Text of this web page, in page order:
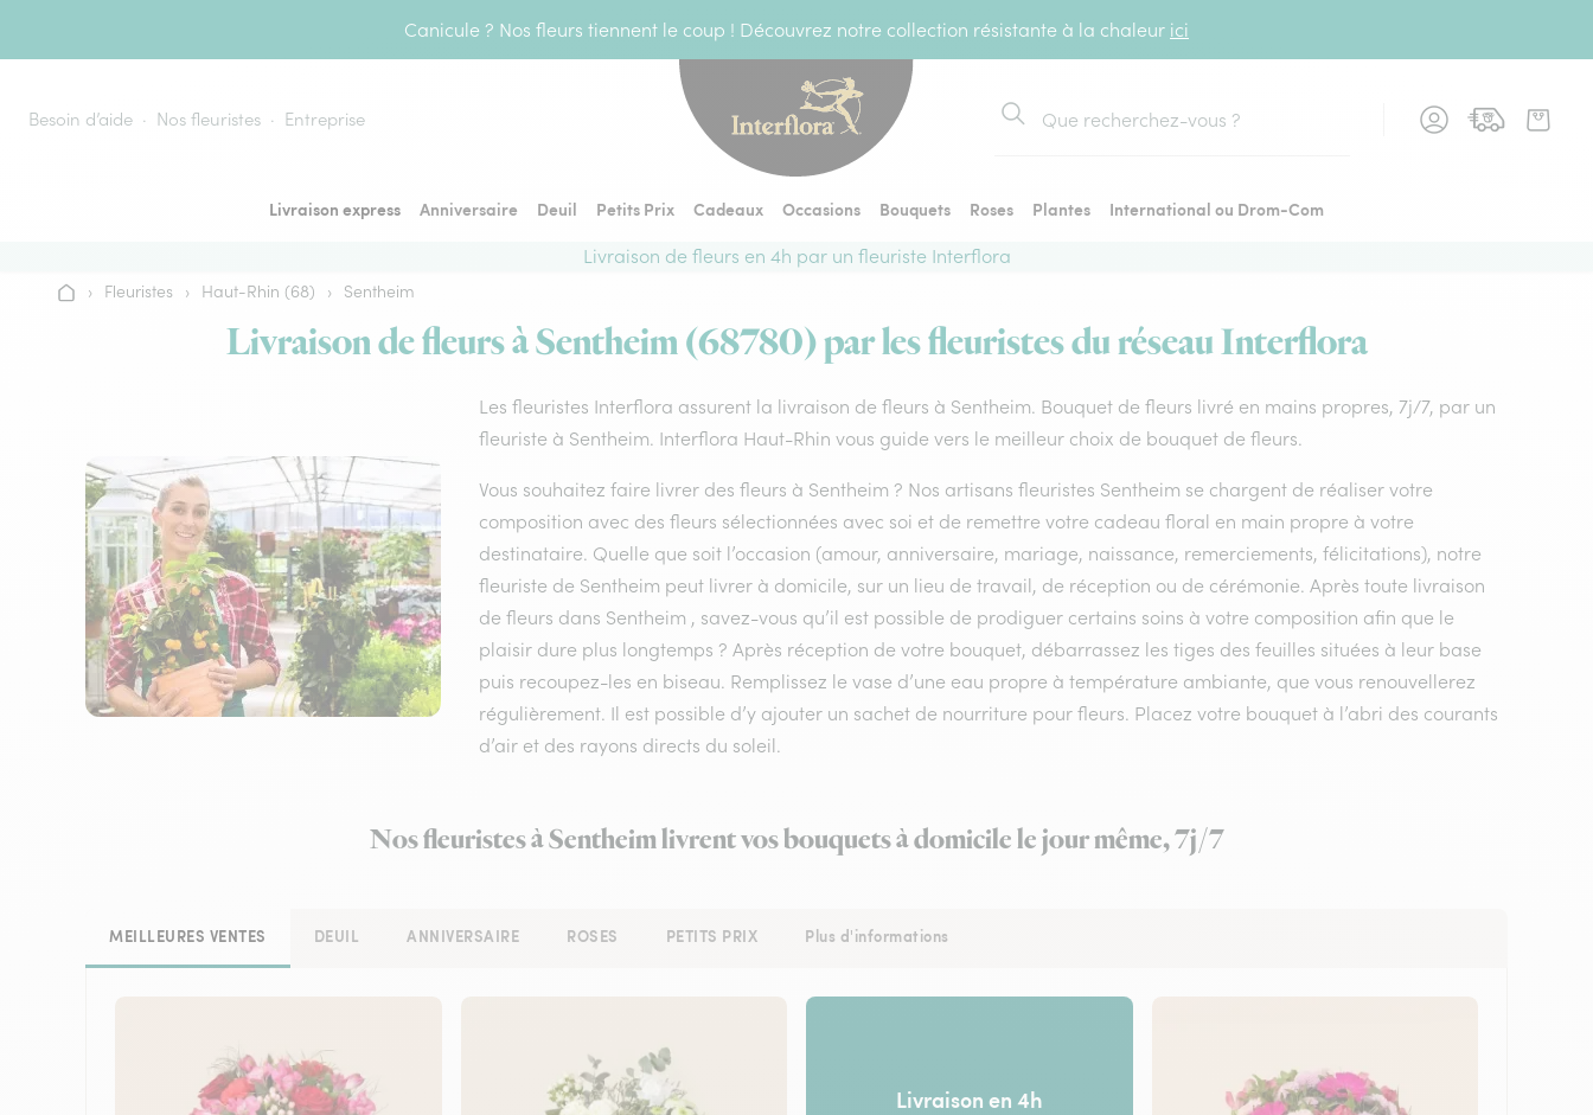
Canicule ? Nos fleurs tiennent le coup ! Découvrez notre collection résistante à la chaleur ici
Besoin d’aide Nos fleuristes Entreprise
Rechercher
Livraison express Anniversaire Deuil Petits Prix Cadeaux Occasions Bouquets Roses Plantes
International ou Drom-Com
Livraison de fleurs en 4h par un fleuriste Interflora
Accueil
› Fleuristes › Haut-Rhin (68) › Sentheim
Livraison de fleurs à Sentheim (68780) par les fleuristes du réseau Interflora
Les fleuristes Interflora assurent la livraison de fleurs à Sentheim. Bouquet de fleurs livré en mains propres, 7j/7, par un
fleuriste à Sentheim. Interflora Haut-Rhin vous guide vers le meilleur choix de bouquet de fleurs.
Vous souhaitez faire livrer des fleurs à Sentheim ? Nos artisans fleuristes Sentheim se chargent de réaliser votre
composition avec des fleurs sélectionnées avec soi et de remettre votre cadeau floral en main propre à votre
destinataire. Quelle que soit l’occasion (amour, anniversaire, mariage, naissance, remerciements, félicitations), notre
fleuriste de Sentheim peut livrer à domicile, sur un lieu de travail, de réception ou de cérémonie. Après toute livraison
de fleurs dans Sentheim , savez-vous qu’il est possible de prodiguer certains soins à votre composition afin que le
plaisir dure plus longtemps ? Après réception de votre bouquet, débarrassez les tiges des feuilles situées à leur base
puis recoupez-les en biseau. Remplissez le vase d’une eau propre à température ambiante, que vous renouvellerez
régulièrement. Il est possible d’y ajouter un sachet de nourriture pour fleurs. Placez votre bouquet à l’abri des courants
d’air et des rayons directs du soleil.
Nos fleuristes à Sentheim livrent vos bouquets à domicile le jour même, 7j/7
MEILLEURES VENTES DEUIL ANNIVERSAIRE ROSES PETITS PRIX Plus d'informations
Livraison en 4h